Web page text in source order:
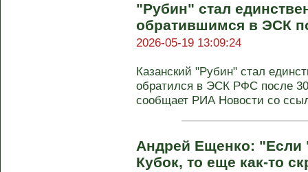
"Рубин" стал
обратившимся в ЭСК
2026-05-19 13:09:24
Казанский "Рубин" стал
обратился в ЭСК РФС после
сообщает РИА Новости со
Андрей Ещенко: "Если
Кубок, то еще как-то